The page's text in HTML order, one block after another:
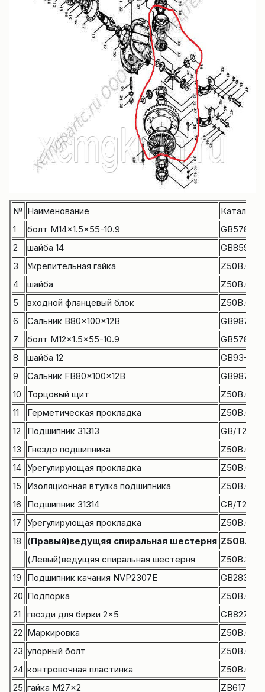
№ Наименование
1
болт M14x1.5×55-10.9
GB5785-
2
шайба 14
GB859-87
3
Укрепительная гайка
Z50B.6.1-1
4
шайба
Z50B.6.1-2
5
входной фланцевый блок
Z50B.6.1.1A
6
Сальник B80x100x12B
GB9877.1-
7
болт M12x1.5×55-10.9
GB5785-
8
шайба 12
GB93-87
9
Сальник FB80x100x12B
GB9877.1-
10
Торцовый щит
Z50B.6.1-
11
Герметическая прокладка
Z50B.6.1-
12
Подшипник 31313
GB/T297-
13
Гнездо подшипника
Z50B.6.1-
14 Урегулирующая прокладка
Z50B.6.1-
15
Изоляционная втулка подшипника
Z50B.6.1-
16
Подшипник 31314
GB/T297-
17 Урегулирующая прокладка
Z50B.6.1-
18
(Правый)ведущяя спиральная шестерня Z50B.6.1-
(Левый)ведущяя спиральная шестерня
Z50B.8.1-
19
Подшипник качания NVP2307E
GB283-87
20 Подпорка
Z50B.6.1-3
21
гвозди для бирки 2×5
GB827-86
22 Маркировка
Z50B.6.1-
23 упорный болт
Z50B.6.1.2
24 контровочная пластинка
Z50B.6.1-4
25 гайка M27x2 ZB6173-